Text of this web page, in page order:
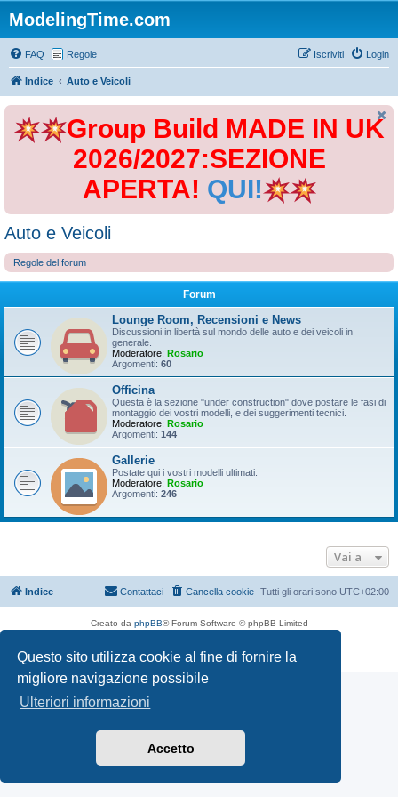
Questo sito utilizza cookie al fine di fornire la
migliore navigazione possibile
Ulteriori informazioni
Accetto
ModelingTime.com
FAQ Regole Login
Iscriviti
Indice Auto e Veicoli
Group Build MADE IN UK
2026/2027:SEZIONE
APERTA! QUI!
Auto e Veicoli
Regole del forum
Forum
Lounge Room, Recensioni e News
Discussioni in libertà sul mondo delle auto e dei veicoli in
generale.
Moderatore: Rosario
Argomenti: 60
Officina
Questa è la sezione "under construction" dove postare le fasi di
montaggio dei vostri modelli, e dei suggerimenti tecnici.
Moderatore: Rosario
Argomenti: 144
Gallerie
Postate qui i vostri modelli ultimati.
Moderatore: Rosario
Argomenti: 246
Vai a
Indice Tutti gli orari sono UTC+02:00
Cancella cookie
Contattaci
Creato da phpBB® Forum Software © phpBB Limited
Privacy| Condizioni